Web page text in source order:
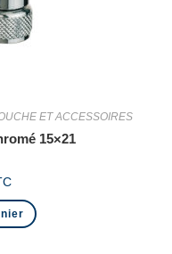
ET ACCESSOIRES
15×21